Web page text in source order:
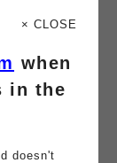
× CLOSE
when
in the
doesn't